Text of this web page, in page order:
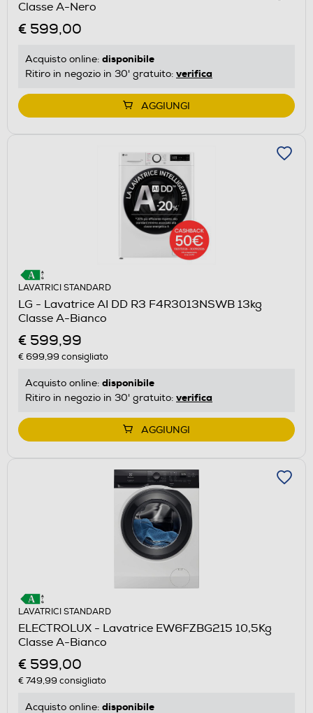
Classe A-Nero
€ 599,00
Acquisto online: disponibile
Ritiro in negozio in 30' gratuito: verifica
AGGIUNGI
LAVATRICI STANDARD
LG - Lavatrice AI DD R3 F4R3013NSWB 13kg
Classe A-Bianco
€ 599,99
€ 699,99 consigliato
Acquisto online: disponibile
Ritiro in negozio in 30' gratuito: verifica
AGGIUNGI
LAVATRICI STANDARD
ELECTROLUX - Lavatrice EW6FZBG215 10,5Kg
Classe A-Bianco
€ 599,00
€ 749,99 consigliato
Acquisto online: disponibile